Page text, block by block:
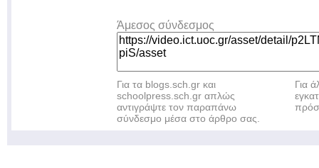
Άμεσος σύνδεσμος
Για τα blogs.sch.gr και
schoolpress.sch.gr απλώς
αντιγράψτε τον παραπάνω
σύνδεσμο μέσα στο άρθρο σας.
Για